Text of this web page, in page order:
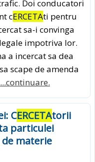
Doi conducatori
cERCETAti pentru
sa-i convinga
impotriva lor.
a incercat sa dea
scape de amenda
...continuare.
CERCETAtorii
particulei
materie